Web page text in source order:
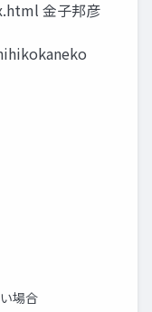
金子邦彦
場合